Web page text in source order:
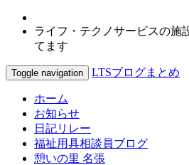
ライフ・テクノサービスの施
てます
Toggle navigation LTSブログまとめ
ホーム
お知らせ
日記リレー
福祉用具相談員ブログ
憩いの里 名張